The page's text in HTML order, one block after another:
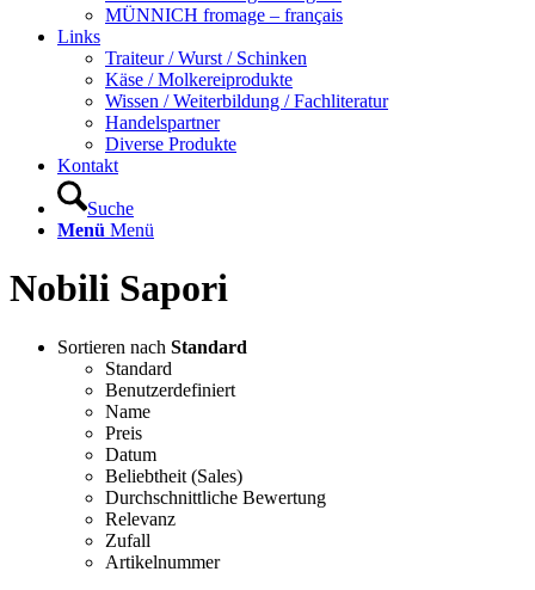
MÜNNICH fromage – français
Links
Traiteur / Wurst / Schinken
Käse / Molkereiprodukte
Wissen / Weiterbildung / Fachliteratur
Handelspartner
Diverse Produkte
Kontakt
Suche
Menü Menü
Nobili Sapori
Sortieren nach Standard
Standard
Benutzerdefiniert
Name
Preis
Datum
Beliebtheit (Sales)
Durchschnittliche Bewertung
Relevanz
Zufall
Artikelnummer